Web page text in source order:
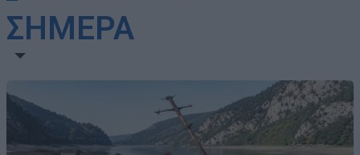
ΣΗΜΕΡΑ